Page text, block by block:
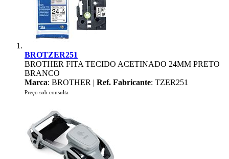
BROTZER251
BROTHER FITA TECIDO ACETINADO 24MM PRETO
BRANCO
Marca: BROTHER | Ref. Fabricante: TZER251
Preço sob consulta